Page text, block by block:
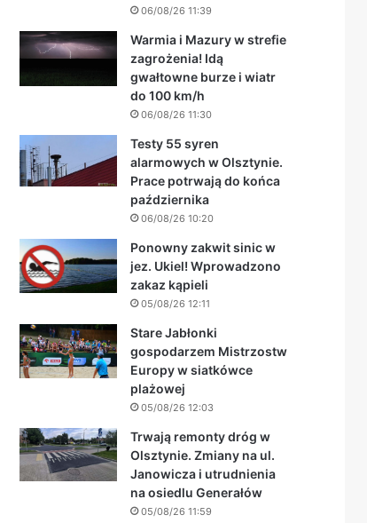
06/08/26 11:39
Warmia i Mazury w strefie
zagrożenia! Idą
gwałtowne burze i wiatr
do 100 km/h
06/08/26 11:30
Testy 55 syren
alarmowych w Olsztynie.
Prace potrwają do końca
października
06/08/26 10:20
Ponowny zakwit sinic w
jez. Ukiel! Wprowadzono
zakaz kąpieli
05/08/26 12:11
Stare Jabłonki
gospodarzem Mistrzostw
Europy w siatkówce
plażowej
05/08/26 12:03
Trwają remonty dróg w
Olsztynie. Zmiany na ul.
Janowicza i utrudnienia
na osiedlu Generałów
05/08/26 11:59